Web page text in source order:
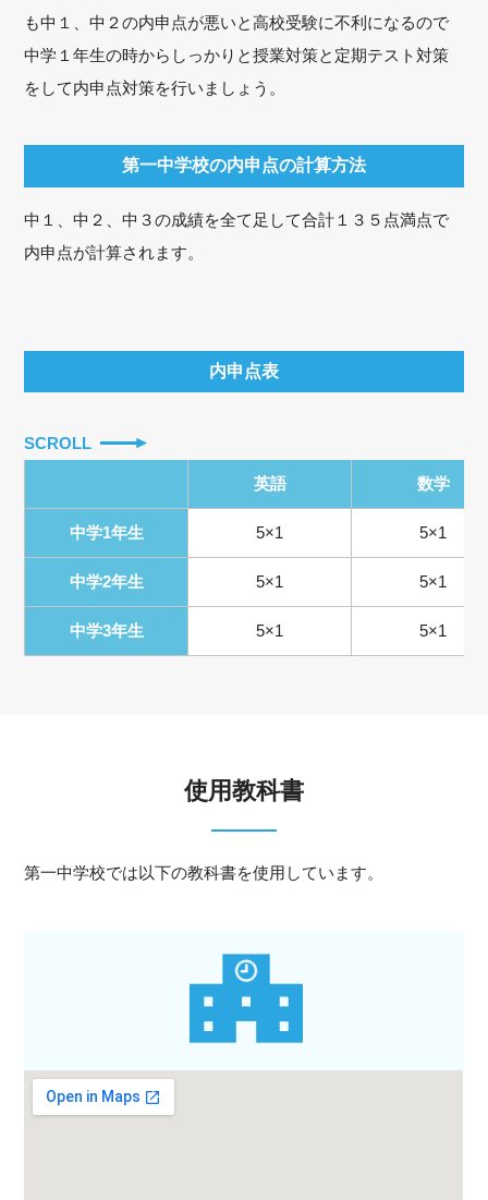
も中１、中２の内申点が悪いと高校受験に不利になるので
中学１年生の時からしっかりと授業対策と定期テスト対策
をして内申点対策を行いましょう。
第一中学校の内申点の計算方法
中１、中２、中３の成績を全て足して合計１３５点満点で
内申点が計算されます。
内申点表
SCROLL
英語 数学
中学1年生 5×1 5×1
中学2年生 5×1 5×1
中学3年生 5×1 5×1
使用教科書
第一中学校では以下の教科書を使用しています。